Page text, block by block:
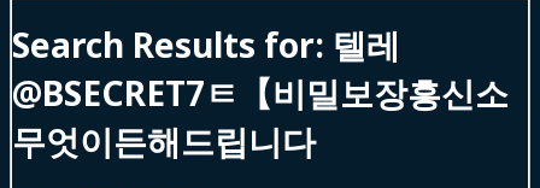
Search Results for: 텔레
@BSECRET7ㅌ【비밀보장흥신소
무엇이든해드립니다